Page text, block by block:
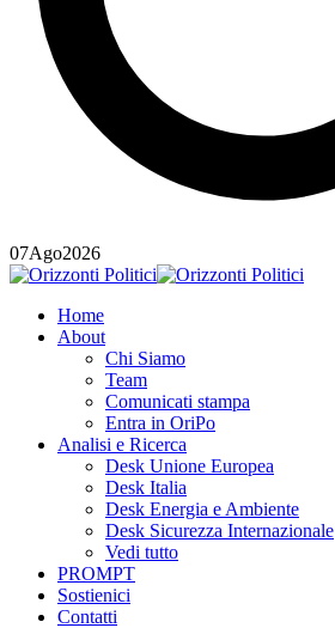
07Ago2026
Home
About
Chi Siamo
Team
Comunicati stampa
Entra in OriPo
Analisi e Ricerca
Desk Unione Europea
Desk Italia
Desk Energia e Ambiente
Desk Sicurezza Internazionale
Vedi tutto
PROMPT
Sostienici
Contatti